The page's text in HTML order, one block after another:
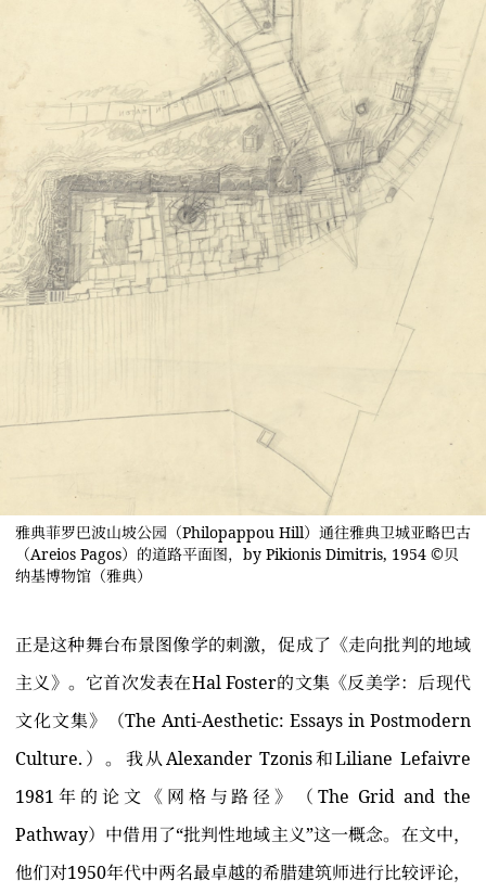
雅典菲罗巴波山坡公园（Philopappou Hill）通往雅典卫城亚略巴古
（Areios Pagos）的道路平面图，by Pikionis Dimitris, 1954 ©贝
纳基博物馆（雅典）
正是这种舞台布景图像学的刺激，促成了《走向批判的地域
主义》。它首次发表在Hal Foster的文集《反美学：后现代
文化文集》（The Anti-Aesthetic: Essays in Postmodern
Culture.）。我从Alexander Tzonis和Liliane Lefaivre
1981年的论文《网格与路径》（The Grid and the
Pathway）中借用了“批判性地域主义”这一概念。在文中，
他们对1950年代中两名最卓越的希腊建筑师进行比较评论，